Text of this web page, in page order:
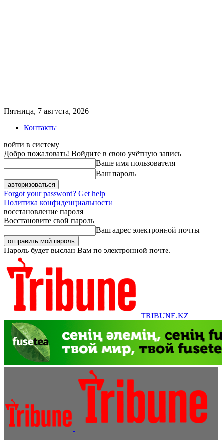
Пятница, 7 августа, 2026
Контакты
войти в систему
Добро пожаловать! Войдите в свою учётную запись
Ваше имя пользователя
Ваш пароль
Forgot your password? Get help
Политика конфиденциальности
восстановление пароля
Восстановите свой пароль
Ваш адрес электронной почты
Пароль будет выслан Вам по электронной почте.
TRIBUNE.KZ